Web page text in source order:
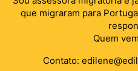
que migraram para
Quem
Contato: